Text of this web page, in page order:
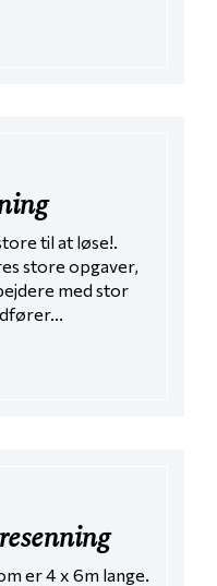
til at løse!.
store opgaver,
med stor
er 4 x 6m lange.